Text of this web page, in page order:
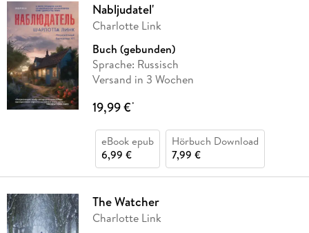
Nabljudatel'
Charlotte Link
Buch (gebunden)
Sprache: Russisch
Versand in 3 Wochen
19,99 €*
eBook epub
6,99 €
Hörbuch Download
7,99 €
The Watcher
Charlotte Link